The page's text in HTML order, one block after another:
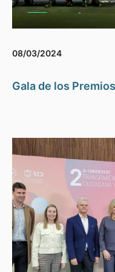
08/03/2024
Gala de los